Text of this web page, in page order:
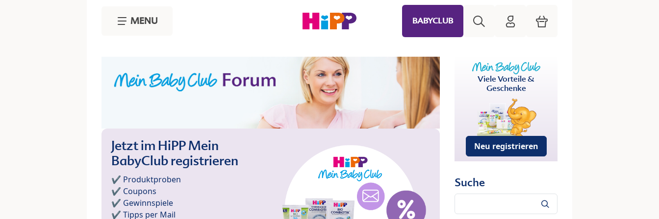
MENU BABYCLUB HiPP Mein Babyclub
Warenkorb
Jetzt im HiPP Mein
BabyClub registrieren
✔️ Produktproben
✔️ Coupons
✔️ Gewinnspiele
✔️ Tipps per Mail
Viele Vorteile &
Geschenke
Neu registrieren
Suche